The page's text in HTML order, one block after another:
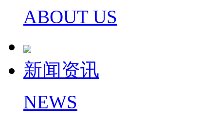
ABOUT US
新闻资讯
NEWS